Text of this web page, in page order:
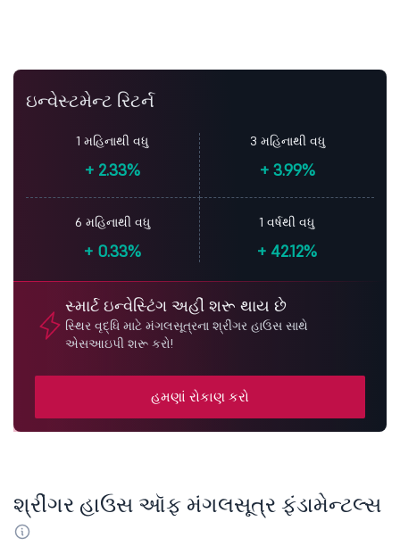
ઇન્વેસ્ટમેન્ટ રિટર્ન
1 મહિનાથી વધુ
+ 2.33%
3 મહિનાથી વધુ
+3.99%
6 મહિનાથી વધુ
+ 0.33%
1 વર્ષથી વધુ
+ 42.12%
સ્માર્ટ ઇન્વેસ્ટિંગ અહીં શરૂ થાય છે
સ્થિર વૃદ્ધિ માટે મંગલસૂત્રના શ્રીંગર હાઉસ સાથે
એસઆઇપી શરૂ કરો!
હમણાં રોકાણ કરો
શ્રીંગર હાઉસ ઑફ મંગલસૂત્ર ફંડામેન્ટલ્સ